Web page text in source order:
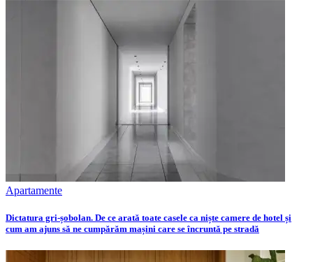
Apartamente
Dictatura gri-șobolan. De ce arată toate casele ca niște camere de hotel și
cum am ajuns să ne cumpărăm mașini care se încruntă pe stradă